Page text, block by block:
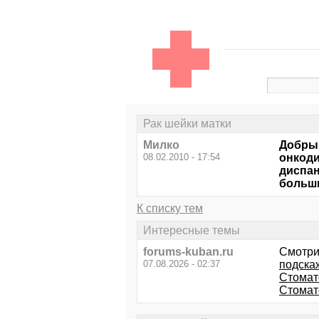
Рак шейки матки
Милко
08.02.2010 - 17:54
К списку тем
Интересные темы
forums-kuban.ru
07.08.2026 - 02:37